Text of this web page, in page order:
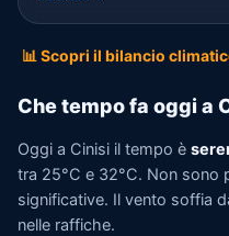
📊 Scopri il bilancio
Che tempo fa oggi a
Oggi a Cinisi il tempo è
tra 25°C e 32°C. Non sono
significative. Il vento soffia
nelle raffiche.